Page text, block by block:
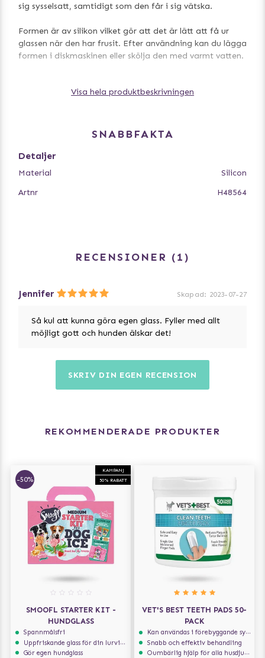
sig sysselsatt, samtidigt som den får i sig vätska.
Formen är av silikon vilket gör att det är lätt att få ur
glassen när den har frusit. Efter användning kan du lägga
formen i diskmaskinen eller skölja den med varmt vatten.
Fyll formen med Smoofl-glassblandningen (köps separat)
glasspinnar (ingår ej) eller långa tuggpinnar i varje
Det går även bra att fylla formen med godisbitar,
om.
Visa hela produktbeskrivningen
SNABBFAKTA
Detaljer
Material
Silicon
Artnr
H48564
RECENSIONER 1
Jennifer Skapad: 2023-07-27
Så kul att kunna göra egen glass. Fyller med allt
möjligt gott och hunden älskar det!
SKRIV DIN EGEN RECENSION
REKOMMENDERADE PRODUKTER
KAMPANJ
50% RABATT
-50%
SMOOFL STARTER KIT -
HUNDGLASS
Spannmålsfri
Uppfriskande glass för din lurviga vän
Gör egen hundglass
VET'S BEST TEETH PADS 50-
PACK
Kan användas i förebyggande syfte
Snabb och effektiv behandling
Oumbärlig hjälp för alla husdjursägare